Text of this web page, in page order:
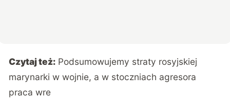
Czytaj też: Podsumowujemy straty rosyjskiej
marynarki w wojnie, a w stoczniach agresora
praca wre